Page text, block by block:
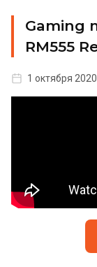
Gaming
RM555
1 октября 2020